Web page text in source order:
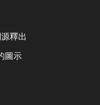
釋出
圖示